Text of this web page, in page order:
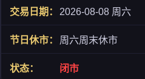
2026-08-08 周六
周六周末休市
闭市